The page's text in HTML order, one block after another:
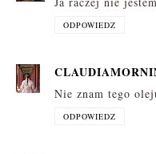
ODPOWIEDZ
Nie znam tego
ODPOWIEDZ